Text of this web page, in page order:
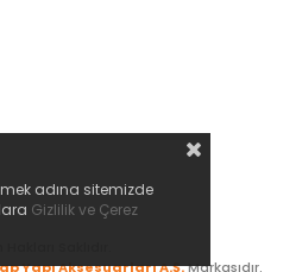
Yapı Aksesuarları A.Ş.Markasıdır.
adına sitemizde
Gizlilik ve Çerez